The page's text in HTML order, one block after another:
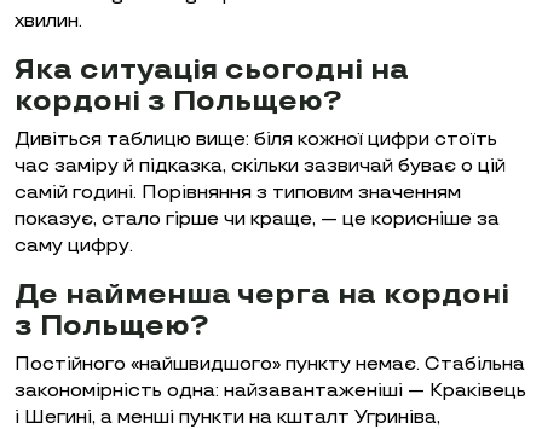
хвилин.
Яка ситуація сьогодні на
кордоні з Польщею?
Дивіться таблицю вище: біля кожної цифри стоїть
час заміру й підказка, скільки зазвичай буває о цій
самій годині. Порівняння з типовим значенням
показує, стало гірше чи краще, — це корисніше за
саму цифру.
Де найменша черга на кордоні
з Польщею?
Постійного «найшвидшого» пункту немає. Стабільна
закономірність одна: найзавантаженіші — Краківець
і Шегині, а менші пункти на кшталт Угриніва,